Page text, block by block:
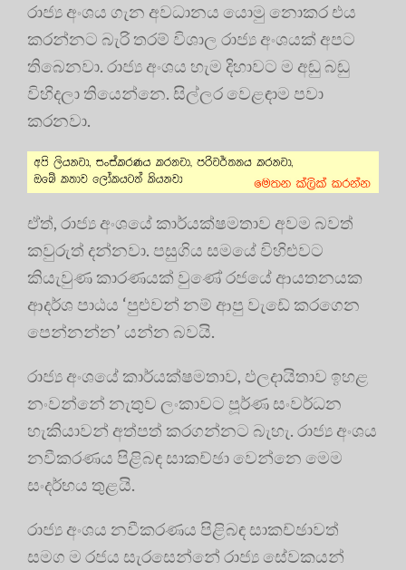
රාජ්‍ය අංශය ගැන අවධානය යොමු නොකර එය
කරන්නට බැරි තරම් විශාල රාජ්‍ය අංශයක් අපට
තිබෙනවා. රාජ්‍ය අංශය හැම දිහාවට ම අඬු බඬු
විහිදලා තියෙන්නෙ. සිල්ලර වෙළඳාම පවා
කරනවා.
ඒත්, රාජ්‍ය අංශයේ කාර්යක්ෂමතාව අවම බවත්
කවුරුත් දන්නවා. පසුගිය සමයේ විහිළුවට
කියැවුණ කාරණයක් වුණේ රජයේ ආයතනයක
ආදර්ශ පාඨය ‘පුළුවන් නම් ආපු වැඩේ කරගෙන
පෙන්නන්න’ යන්න බවයි.
රාජ්‍ය අංශයේ කාර්යක්ෂමතාව, ඵලදායිතාව ඉහළ
නංවන්නේ නැතුව ලංකාවට පූර්ණ සංවර්ධන
හැකියාවන් අත්පත් කරගන්නට බැහැ. රාජ්‍ය අංශය
නවීකරණය පිළිබඳ සාකච්ඡා වෙන්නෙ මෙම
සංදර්භය තුළයි.
රාජ්‍ය අංශය නවීකරණය පිළිබඳ සාකච්ඡාවත්
සමග ම රජය සැරසෙන්නේ රාජ්‍ය සේවකයන්